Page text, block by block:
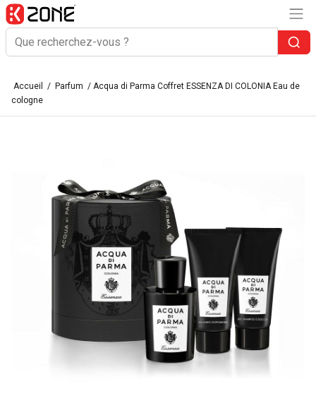
Accueil / Parfum / Acqua di Parma Coffret ESSENZA DI COLONIA Eau de
cologne